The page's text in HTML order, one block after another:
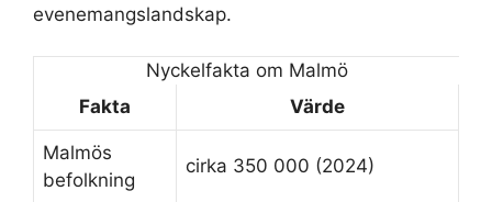
evenemangslandskap.
Nyckelfakta om Malmö
Fakta
Värde
Malmös
befolkning
cirka 350 000 (2024)